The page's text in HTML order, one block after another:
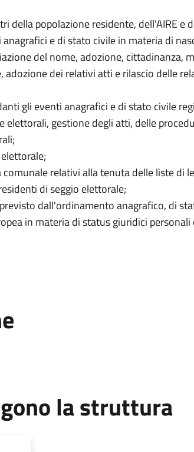
della popolazione residente, dell'AIRE e
e di stato civile in materia di
del nome, adozione, cittadinanza,
dei relativi atti e rilascio delle
gli eventi anagrafici e di stato civile
elettorali, gestione degli atti, delle
relativi alla tenuta delle liste di
di seggio elettorale;
dall'ordinamento anagrafico, di
in materia di status giuridici
la struttura